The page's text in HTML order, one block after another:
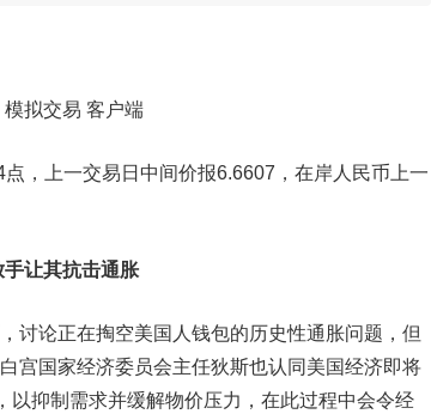
拟交易 客户端
，上一交易日中间价报6.6607，在岸人民币上一
让其抗击通胀
论正在掏空美国人钱包的历史性通胀问题，但
宫国家经济委员会主任狄斯也认同美国经济即将
以抑制需求并缓解物价压力，在此过程中会令经